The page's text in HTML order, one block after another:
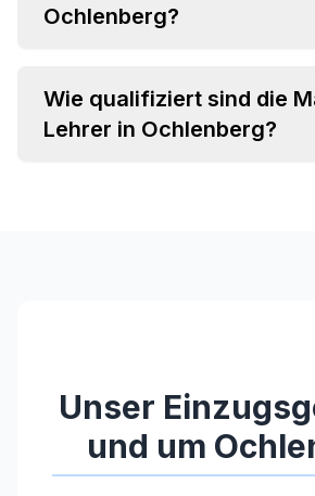
• Grundrechenarten und
•
Analysis und
Ochlenberg?
• Einzelstunden ab CHF 35 pro
• Attraktive Paketpreise
Wie qualifiziert sind die
Lehrer in Ochlenberg?
Unser
und um